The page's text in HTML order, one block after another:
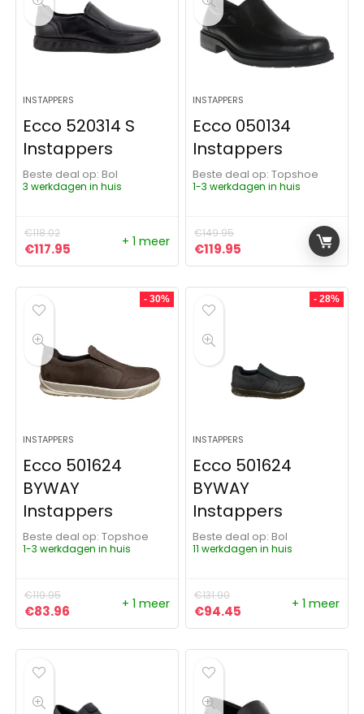
INSTAPPERS
Ecco 520314 S
Instappers
Beste deal op:
Bol
3 werkdagen in huis
€118.02
Oorspronkelijke prijs was: €118.02.
€117.95 Huidige prijs is: €117.95.
+ 1 meer
INSTAPPERS
Ecco 050134
Instappers
Beste deal op:
Topshoe
1-3 werkdagen in huis
€149.95
Oorspronkelijke prijs was:
€119.95 Huidige prijs is:
- 30%
INSTAPPERS
Ecco 501624
BYWAY
Instappers
Beste deal op:
Topshoe
1-3 werkdagen in huis
€119.95
Oorspronkelijke prijs was: €119.95.
€83.96 Huidige prijs is: €83.96.
+ 1 meer
- 28%
INSTAPPERS
Ecco 501624
BYWAY
Instappers
Beste deal op:
Bol
11 werkdagen in huis
€131.90
Oorspronkelijke prijs was:
€94.45 Huidige prijs is:
+ 1 meer